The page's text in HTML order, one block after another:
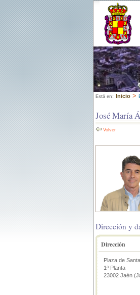
Está en: Inicio >
José María
Volver
Dirección y
Dirección
Plaza de
1ª Planta
23002 Jaén